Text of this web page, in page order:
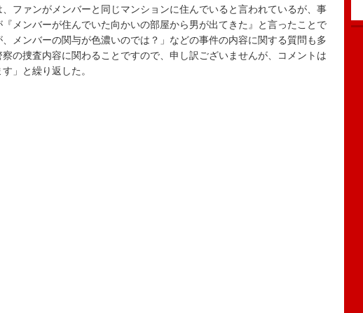
ファンがメンバーと同じマンションに住んでいると言われているが、事
メンバーが住んでいた向かいの部屋から男が出てきた』と言ったことで
メンバーの関与が色濃いのでは？」などの事件の内容に関する質問も多
の捜査内容に関わることですので、申し訳ございませんが、コメントは
」と繰り返した。